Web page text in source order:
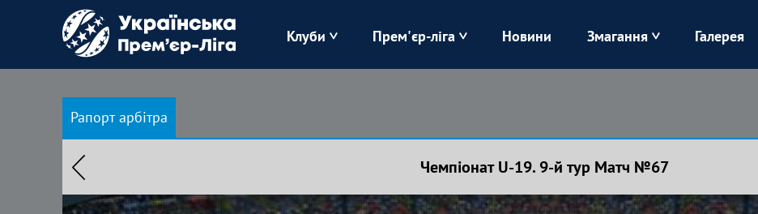
Клуби
Зоря Карпати Колос
Прем'єр-ліга Новини Змагання Галерея
Рапорт арбітра
Чемпіонат U-19. 9-й тур Матч №67